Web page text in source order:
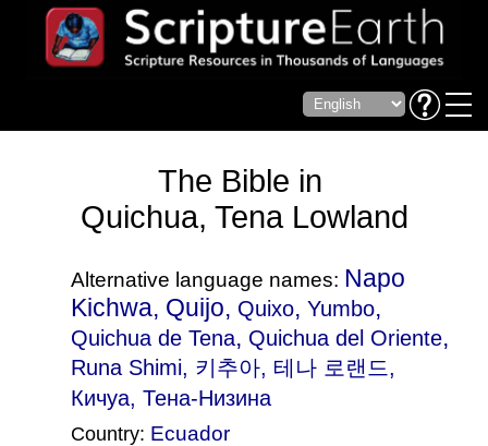
The Bible in
Quichua, Tena Lowland
Alternative language names: Napo
Kichwa, Quijo, Quixo, Yumbo,
Quichua de Tena, Quichua del Oriente,
Runa Shimi, 키추아, 테나 로랜드,
Кичуа, Тена-Низина
Country: Ecuador